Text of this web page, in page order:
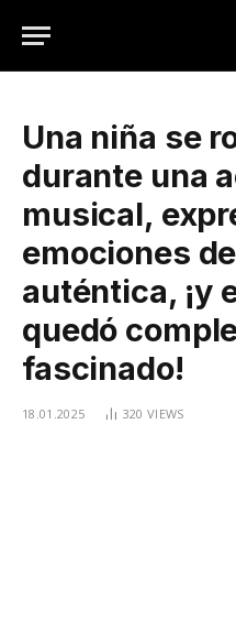
Una niña se
durante una
musical,
emociones
auténtica, ¡y
quedó
fascinado!
18.01.2025 320 VIEWS